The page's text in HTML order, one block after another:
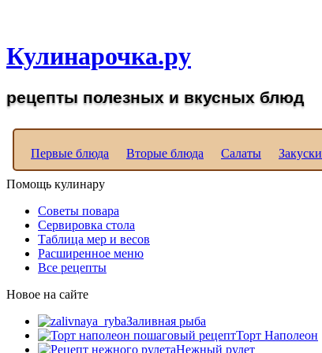
Кулинарочка.ру
рецепты полезных и вкусных блюд
Первые блюда Вторые блюда Салаты Закуски
Помощь кулинару
Советы повара
Сервировка стола
Таблица мер и весов
Расширенное меню
Все рецепты
Новое на сайте
Заливная рыба
Торт Наполеон
Нежный рулет